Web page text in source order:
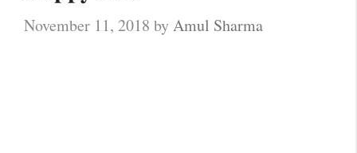
November 11, 2018 byAmul Sharma